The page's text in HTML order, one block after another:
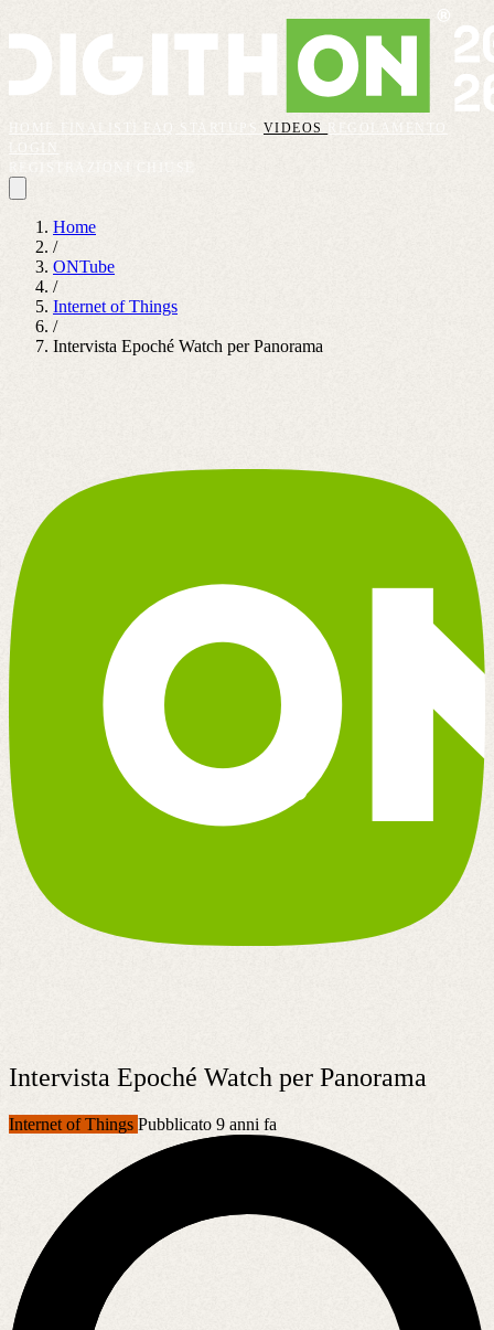
VIDEOS
REGOLAMENTO
Home
/
ONTube
/
Internet of Things
/
Intervista Epoché Watch per Panorama
Intervista Epoché Watch per Panorama
Internet of Things Pubblicato 9 anni fa